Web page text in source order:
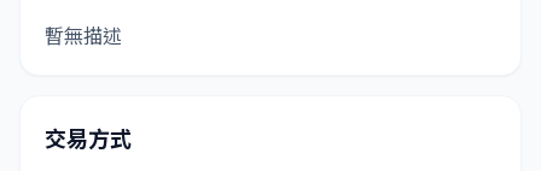
暫無描述
交易方式